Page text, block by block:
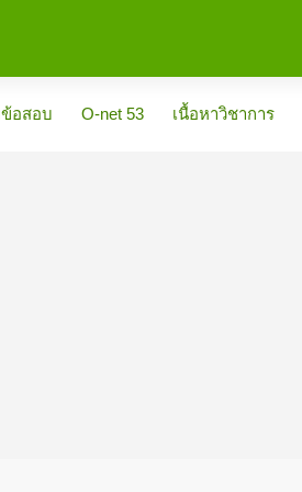
อสอบ O-net 53 เนื้อหาวิชาการ